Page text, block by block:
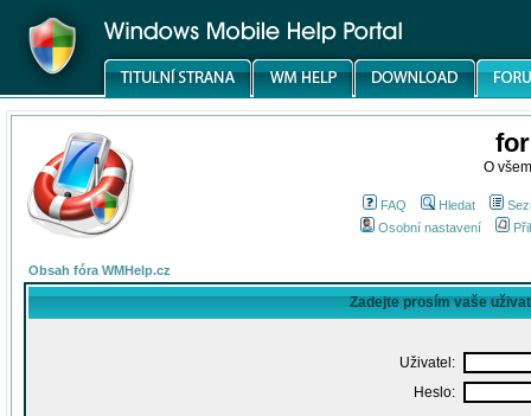
O
FAQ Hledat
Osobní nastavení
Obsah fóra WMHelp.cz
Zadejte prosím vaše
Uživatel:
Heslo: